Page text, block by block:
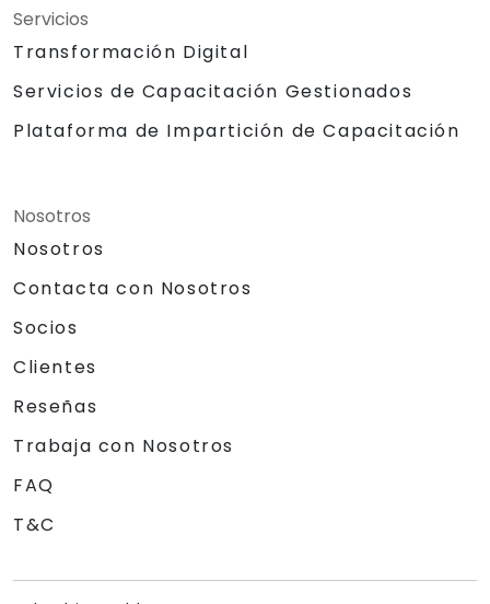
Servicios
Transformación Digital
Servicios de Capacitación Gestionados
Plataforma de Impartición de Capacitación
Nosotros
Nosotros
Contacta con Nosotros
Socios
Clientes
Reseñas
Trabaja con Nosotros
FAQ
T&C